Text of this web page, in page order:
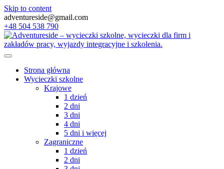
Skip to content
adventureside@gmail.com
+48 504 538 790
Strona główna
Wycieczki szkolne
Krajowe
1 dzień
2 dni
3 dni
4 dni
5 dni i więcej
Zagraniczne
1 dzień
2 dni